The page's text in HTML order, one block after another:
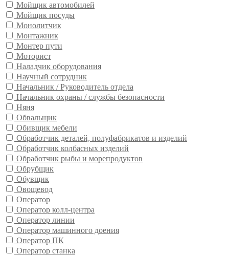
Мойщик автомобилей
Мойщик посуды
Монолитчик
Монтажник
Монтер пути
Моторист
Наладчик оборудования
Научный сотрудник
Начальник / Руководитель отдела
Начальник охраны / службы безопасности
Няня
Обвальщик
Обивщик мебели
Обработчик деталей, полуфабрикатов и изделий
Обработчик колбасных изделий
Обработчик рыбы и морепродуктов
Обрубщик
Обувщик
Овощевод
Оператор
Оператор колл-центра
Оператор линии
Оператор машинного доения
Оператор ПК
Оператор станка